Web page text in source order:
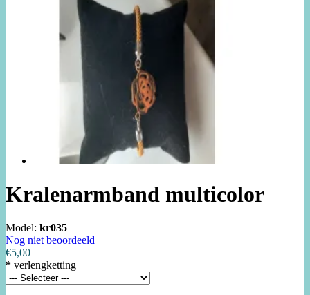
Kralenarmband multicolor
Model: kr035
Nog niet beoordeeld
€5,00
* verlengketting